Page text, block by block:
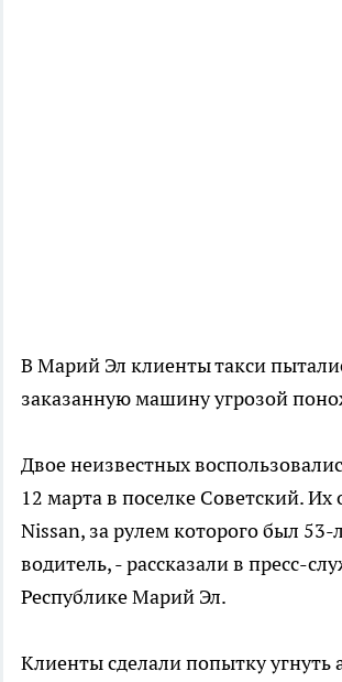
В Марий Эл клиенты такси
заказанную машину угрозой
Двое неизвестных
12 марта в поселке Советский. Их
Nissan, за рулем которого был 53-
водитель, - рассказали в пресс-
Республике Марий Эл.
Клиенты сделали попытку угнуть